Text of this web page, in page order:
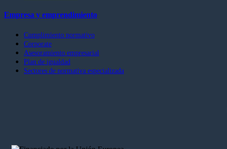
Empresa y emprendimiento
Cumplimiento normativo
Corporate
Asesoramiento empresarial
Plan de igualdad
Sectores de normativa especializada